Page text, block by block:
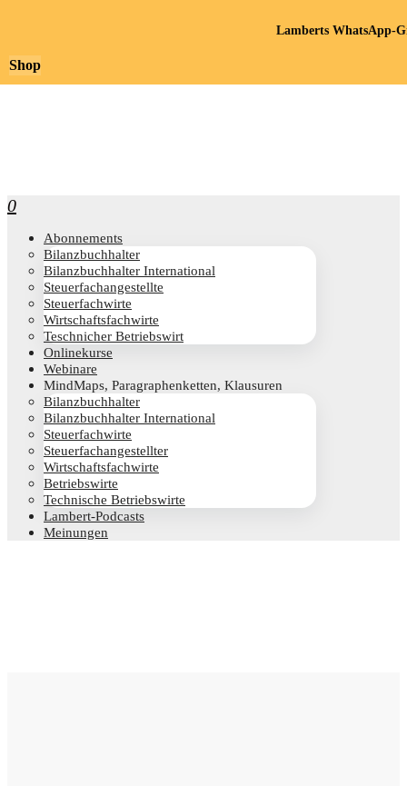
0
Abon­ne­ments
Bilanz­buch­hal­ter
Bilanz­buch­hal­ter International
Steu­er­fach­an­ge­stell­te
Steu­er­fach­wir­te
Wirt­schafts­fach­wir­te
Teschni­cher Betriebswirt
Online­kur­se
Web­i­na­re
Mind­Maps, Para­gra­phen­ket­ten, Klausuren
Bilanz­buch­hal­ter
Bilanz­buch­hal­ter International
Steu­er­fach­wir­te
Steu­er­fach­an­ge­stell­ter
Wirt­schafts­fach­wir­te
Betriebs­wir­te
Tech­ni­sche Betriebswirte
Lam­­bert-Pod­­casts
Mei­nun­gen
Shop
Lamberts WhatsApp-